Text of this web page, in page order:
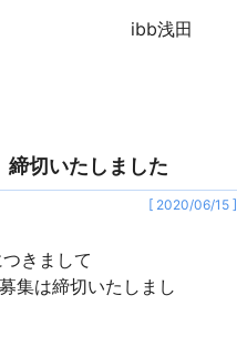
ibb浅田
切いたしました
[ 2020/06/15 ]
きまして
集は締切いたしまし